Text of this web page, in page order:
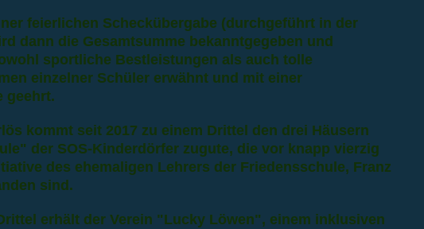
feierlichen Scheckübergabe (durchgeführt in der
dann die Gesamtsumme bekanntgegeben und
sportliche Bestleistungen als auch tolle
einzelner Schüler erwähnt und mit einer
geehrt.
kommt seit 2017 zu einem Drittel den drei Häusern
der SOS-Kinderdörfer zugute, die vor knapp vierzig
des ehemaligen Lehrers der Friedensschule, Franz
sind.
erhält der Verein "Lucky Löwen", einem inklusiven